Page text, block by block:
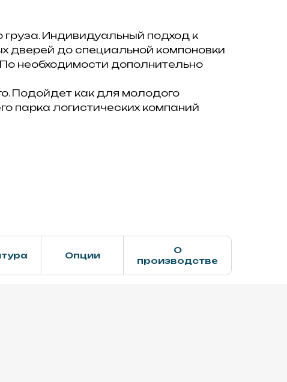
Индивидуальный подход к
дверей до специальной компоновки
необходимости дополнительно
Подойдет как для молодого
парка логистических компаний
Опции
О
производстве